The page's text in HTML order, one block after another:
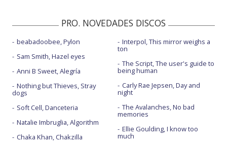
PRO. NOVEDADES DISCOS
beabadoobee, Pylon
Sam Smith, Hazel eyes
Anni B Sweet, Alegría
Nothing but Thieves, Stray
dogs
Soft Cell, Danceteria
Natalie Imbruglia, Algorithm
Chaka Khan, Chakzilla
Interpol, This mirror weighs a
ton
The Script, The user's guide to
being human
Carly Rae Jepsen, Day and
night
The Avalanches, No bad
memories
Ellie Goulding, I know too
much